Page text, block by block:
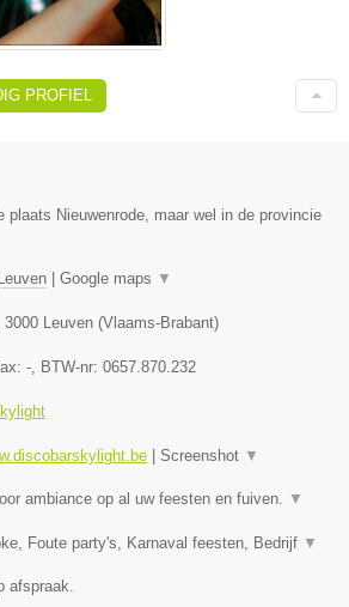
PROFIEL
plaats Nieuwenrode, maar wel in de provincie
Leuven Google maps ▼
3000 Leuven (Vlaams-Brabant)
-, BTW-nr: 0657.870.232
Screenshot ▼
ambiance op al uw feesten en fuiven. ▼
Foute party's, Karnaval feesten, Bedrijf ▼
afspraak.